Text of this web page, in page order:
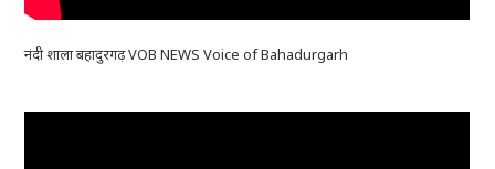
नंदी शाला बहादुरगढ़ VOB NEWS Voice of Bahadurgarh